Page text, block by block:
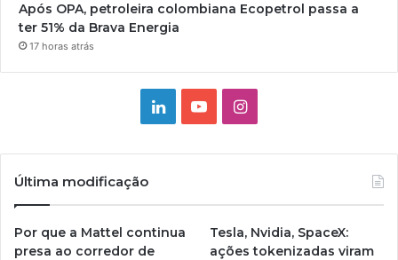
Após OPA, petroleira colombiana Ecopetrol passa a
ter 51% da Brava Energia
17 horas atrás
LinkedinYouTubeInstagram
Última modificação
Por que a Mattel continua
presa ao corredor de
Tesla, Nvidia, SpaceX:
ações tokenizadas viram